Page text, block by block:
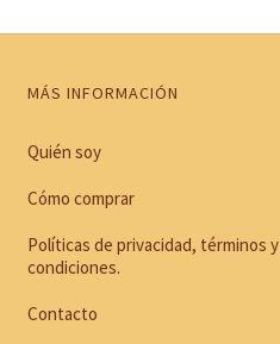
MÁS INFORMACIÓN
Quién soy
Cómo comprar
Políticas de privacidad, términos y
condiciones.
Contacto